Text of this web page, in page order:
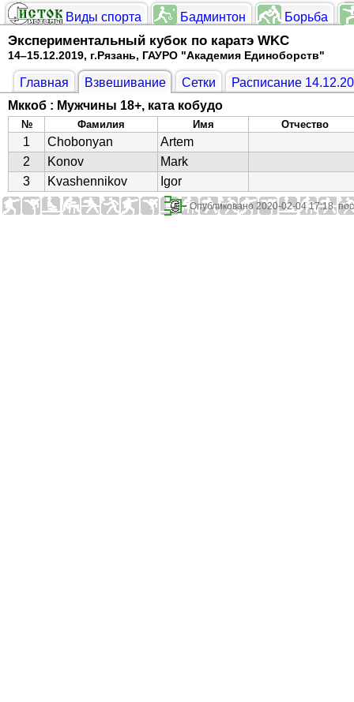
Виды спорта Бадминтон Борьба
Экспериментальный кубок по каратэ WKC
14–15.12.2019, г.Рязань, ГАУРО "Академия Единоборств"
Главная Взвешивание Сетки
Расписание
Мккоб : Мужчины 18+, ката кобудо
№ Фамилия Имя Отчество
1 Chobonyan
Artem
2
Konov
Mark
3
Kvashennikov Igor
Опубликовано 2020-02-04 17:18